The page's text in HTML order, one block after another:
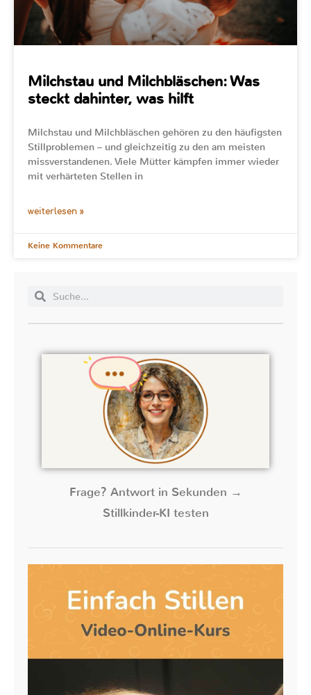
Milchstau und Milchbläschen: Was
steckt dahinter, was hilft
Milchstau und Milchbläschen gehören zu den häufigsten
Stillproblemen – und gleichzeitig zu den am meisten
missverstandenen. Viele Mütter kämpfen immer wieder
mit verhärteten Stellen in
weiterlesen »
Keine Kommentare
Frage? Antwort in Sekunden →
Stillkinder-KI testen